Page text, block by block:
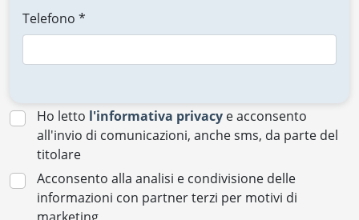
Telefono *
Ho letto l'informativa privacy e acconsento
all'invio di comunicazioni, anche sms, da parte del
titolare
Acconsento alla analisi e condivisione delle
informazioni con partner terzi per motivi di